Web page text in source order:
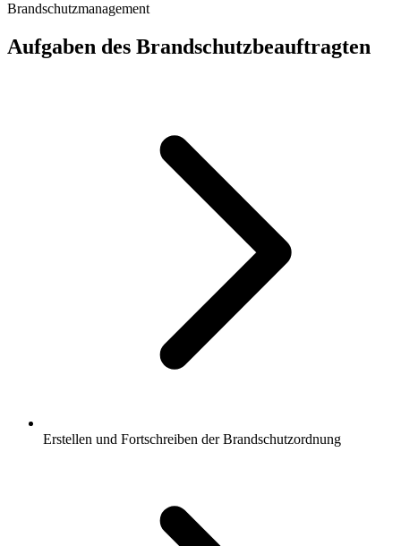
Brandschutzmanagement
Aufgaben des Brandschutzbeauftragten
Erstellen und Fortschreiben der Brandschutzordnung